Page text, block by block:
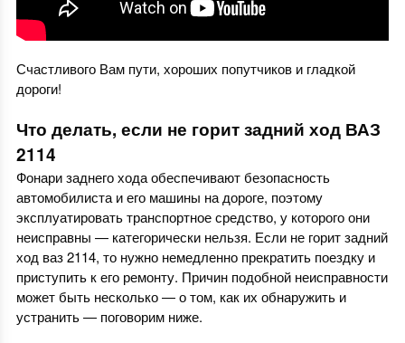
Счастливого Вам пути, хороших попутчиков и гладкой
дороги!
Что делать, если не горит задний ход ВАЗ
2114
Фонари заднего хода обеспечивают безопасность
автомобилиста и его машины на дороге, поэтому
эксплуатировать транспортное средство, у которого они
неисправны — категорически нельзя. Если не горит задний
ход ваз 2114, то нужно немедленно прекратить поездку и
приступить к его ремонту. Причин подобной неисправности
может быть несколько — о том, как их обнаружить и
устранить — поговорим ниже.